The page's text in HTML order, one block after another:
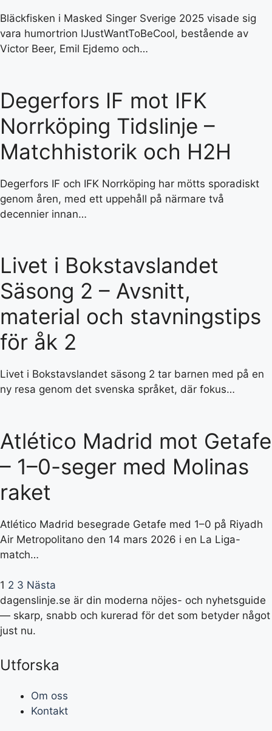
Bläckfisken i Masked Singer Sverige 2025 visade sig
vara humortrion IJustWantToBeCool, bestående av
Victor Beer, Emil Ejdemo och…
Degerfors IF mot IFK
Norrköping Tidslinje –
Matchhistorik och H2H
Degerfors IF och IFK Norrköping har mötts sporadiskt
genom åren, med ett uppehåll på närmare två
decennier innan…
Livet i Bokstavslandet
Säsong 2 – Avsnitt,
material och stavningstips
för åk 2
Livet i Bokstavslandet säsong 2 tar barnen med på en
ny resa genom det svenska språket, där fokus…
Atlético Madrid mot Getafe
– 1–0-seger med Molinas
raket
Atlético Madrid besegrade Getafe med 1–0 på Riyadh
Air Metropolitano den 14 mars 2026 i en La Liga-
match…
1 2 3 Nästa
dagenslinje.se är din moderna nöjes- och nyhetsguide
— skarp, snabb och kurerad för det som betyder något
just nu.
Utforska
Om oss
Kontakt